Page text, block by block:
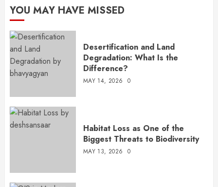
YOU MAY HAVE MISSED
Desertification and Land
Degradation: What Is the
Difference?
MAY 14, 2026 0
Habitat Loss as One of the
Biggest Threats to Biodiversity
MAY 13, 2026 0